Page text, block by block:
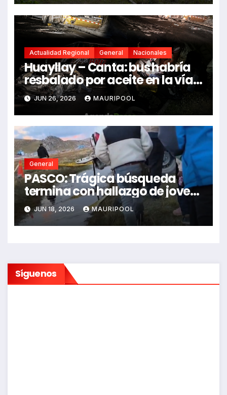
Actualidad Regional General Nacionales
Huayllay – Canta: bus habría
resbalado por aceite en la vía e
impactó auto siniestrado
dejando dos fallecidos
JUN 26, 2026 MAURIPOOL
General
PASCO: Trágica búsqueda
termina con hallazgo de joven
sin vida en Rancas
JUN 18, 2026 MAURIPOOL
Síguenos